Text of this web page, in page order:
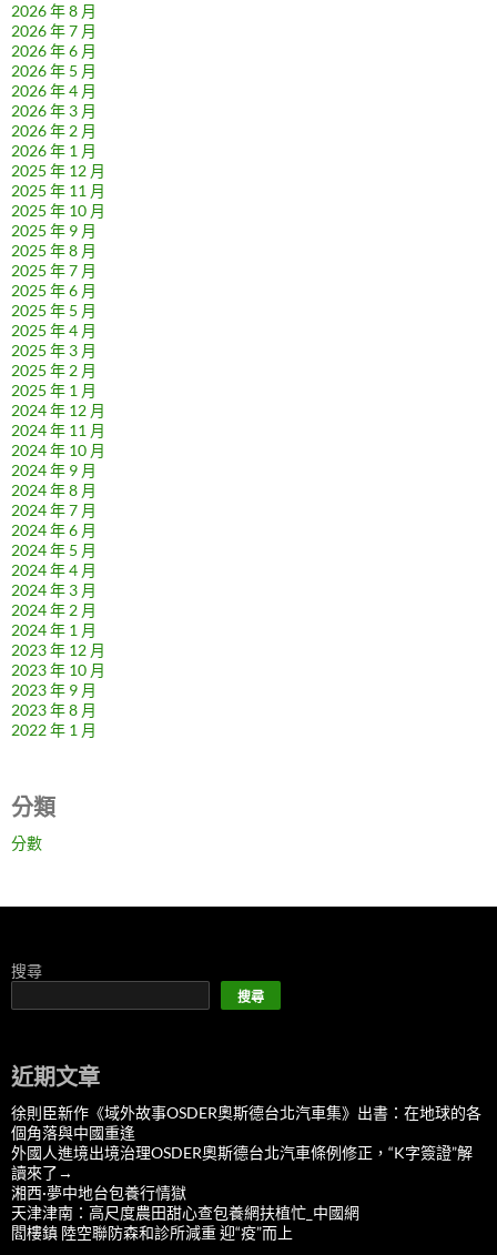
2026 年 8 月
2026 年 7 月
2026 年 6 月
2026 年 5 月
2026 年 4 月
2026 年 3 月
2026 年 2 月
2026 年 1 月
2025 年 12 月
2025 年 11 月
2025 年 10 月
2025 年 9 月
2025 年 8 月
2025 年 7 月
2025 年 6 月
2025 年 5 月
2025 年 4 月
2025 年 3 月
2025 年 2 月
2025 年 1 月
2024 年 12 月
2024 年 11 月
2024 年 10 月
2024 年 9 月
2024 年 8 月
2024 年 7 月
2024 年 6 月
2024 年 5 月
2024 年 4 月
2024 年 3 月
2024 年 2 月
2024 年 1 月
2023 年 12 月
2023 年 10 月
2023 年 9 月
2023 年 8 月
2022 年 1 月
分類
分數
搜尋
搜尋
近期文章
徐則臣新作《域外故事OSDER奧斯德台北汽車集》出書：在地球的各
個角落與中國重逢
外國人進境出境治理OSDER奧斯德台北汽車條例修正，“K字簽證”解
讀來了→
湘西·夢中地台包養行情獄
天津津南：高尺度農田甜心查包養網扶植忙_中國網
閻樓鎮 陸空聯防森和診所減重 迎“疫”而上